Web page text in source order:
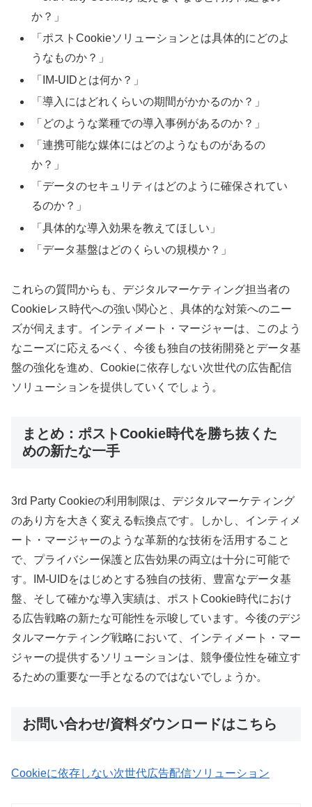
か？」
「ポストCookieソリューションとは具体的にどのよ
うなものか？」
「IM-UIDとは何か？」
「導入にはどれくらいの期間がかかるのか？」
「どのような業種での導入事例があるのか？」
「連携可能な媒体にはどのようなものがあるの
か？」
「データのセキュリティはどのように確保されてい
るのか？」
「具体的な導入効果を教えてほしい」
「データ基盤はどのくらいの規模か？」
これらの質問からも、デジタルマーケティング担当者の
Cookieレス時代への強い関心と、具体的な対策へのニー
ズが伺えます。インティメート・マージャーは、このよう
なニーズに応えるべく、今後も独自の技術開発とデータ基
盤の強化を進め、Cookieに依存しない次世代の広告配信
ソリューションを提供していくでしょう。
まとめ：ポストCookie時代を勝ち抜くた
めの新たな一手
3rd Party Cookieの利用制限は、デジタルマーケティング
のあり方を大きく変える転換点です。しかし、インティメ
ート・マージャーのような革新的な技術を活用すること
で、プライバシー保護と広告効果の両立は十分に可能で
す。IM-UIDをはじめとする独自の技術、豊富なデータ基
盤、そして確かな導入実績は、ポストCookie時代におけ
る広告戦略の新たな可能性を示唆しています。今後のデジ
タルマーケティング戦略において、インティメート・マー
ジャーの提供するソリューションは、競争優位性を確立す
るための重要な一手となるのではないでしょうか。
お問い合わせ/資料ダウンロードはこちら
Cookieに依存しない次世代広告配信ソリューション